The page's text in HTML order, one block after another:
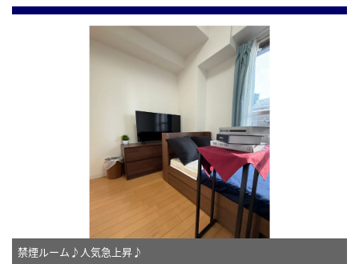
禁煙ルーム♪人気急上昇♪